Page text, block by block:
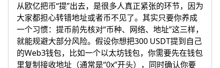
从欧亿把币“提”出去，是很多人真正紧张的环节，因为
大家都担心转错地址或者币不见了。其实只要你养成
一个习惯：提币前先核对“币种、网络、地址”这三样，
就能规避大部分风险。假设你想把300 USDT提到自己
的Web3钱包，比如一个以太坊钱包，你需要先在钱包
里复制接收地址（通常是“0x”开头），同时确认你要